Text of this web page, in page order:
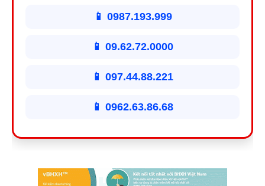
📱 0987.193.999
📱 09.62.72.0000
📱 097.44.88.221
📱 0962.63.86.68